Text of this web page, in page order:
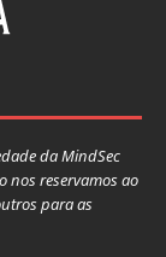
da MindSec
nos reservamos ao
para as